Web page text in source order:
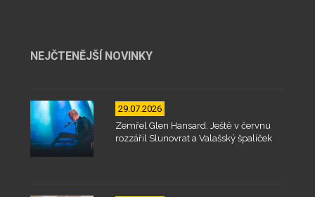
NEJČTENĚJŠÍ NOVINKY
29.07.2026
Zemřel Glen Hansard. Ještě v červnu
rozzářil Slunovrat a Valašský špalíček